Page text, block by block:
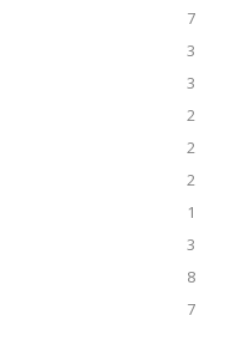
7
3
3
2
2
2
1
3
8
7